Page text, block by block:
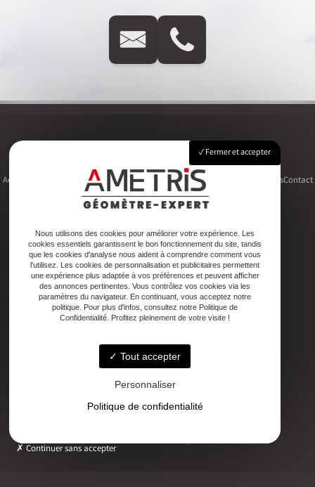
Accueil FoncierUrbanismeCopropriétéTopographie Autres activitésContact
Adresse
2ter Cour Xavier Moreau, 33720 Podensac
Téléphone
05 56 27 26 08
Email
ludovic.chiarami@geometre-expert.fr
Lundi - Vendredi : 08:30–12:30 / 13:30–18:00
Fermer et accepter
Nous utilisons des cookies pour améliorer votre expérience. Les
cookies essentiels garantissent le bon fonctionnement du site, tandis
que les cookies d'analyse nous aident à comprendre comment vous
l'utilisez. Les cookies de personnalisation et publicitaires permettent
une expérience plus adaptée à vos préférences et peuvent afficher
des annonces pertinentes. Vous contrôlez vos cookies via les
paramètres du navigateur. En continuant, vous acceptez notre
politique. Pour plus d'infos, consultez notre Politique de
Confidentialité. Profitez pleinement de votre visite !
Tout accepter
Personnaliser
Politique de confidentialité
Continuer sans accepter